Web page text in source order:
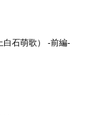
白石萌歌） -前編-